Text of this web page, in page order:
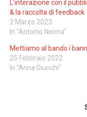
L’interazione con il
& la raccolta di feedback
2 Marzo 2023
In "Antonio Nenna"
Mettiamo al bando i
25 Febbraio 2022
In "Anna Giunchi"